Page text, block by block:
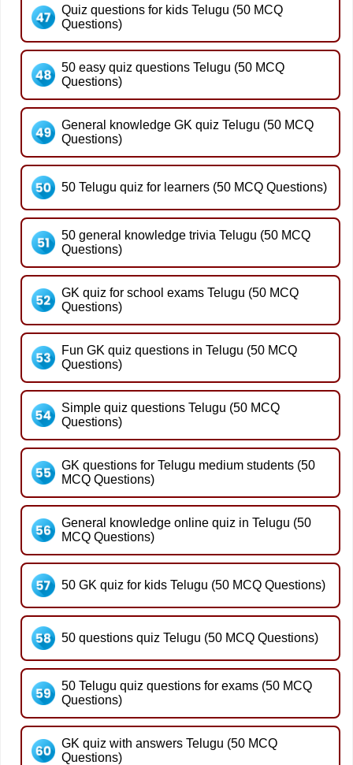
Quiz questions for kids Telugu (50 MCQ
Questions)
50 easy quiz questions Telugu (50 MCQ
Questions)
General knowledge GK quiz Telugu (50 MCQ
Questions)
50 Telugu quiz for learners (50 MCQ Questions)
50 general knowledge trivia Telugu (50 MCQ
Questions)
GK quiz for school exams Telugu (50 MCQ
Questions)
Fun GK quiz questions in Telugu (50 MCQ
Questions)
Simple quiz questions Telugu (50 MCQ
Questions)
GK questions for Telugu medium students (50
MCQ Questions)
General knowledge online quiz in Telugu (50
MCQ Questions)
50 GK quiz for kids Telugu (50 MCQ Questions)
50 questions quiz Telugu (50 MCQ Questions)
50 Telugu quiz questions for exams (50 MCQ
Questions)
GK quiz with answers Telugu (50 MCQ
Questions)